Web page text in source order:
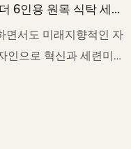
6인용 원목 식탁 세트
Hc30
면서도 미래지향적인 자
인으로 혁신과 세련미를